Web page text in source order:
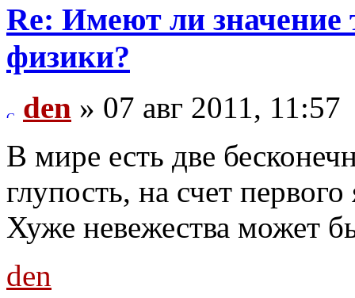
Re: Имеют ли значение
физики?
den » 07 авг 2011, 11:57
В мире есть две
глупость, на счет
Хуже невежества может
den